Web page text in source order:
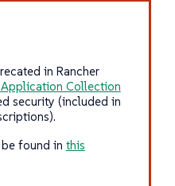
in Rancher
Application Collection
security (included in
found in this